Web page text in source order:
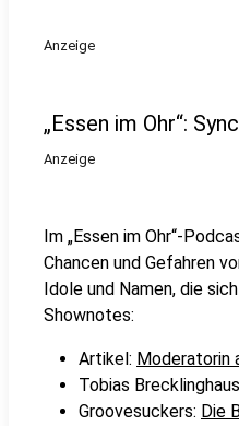
Anzeige
„Essen im Ohr“:
Anzeige
Im „Essen im Ohr“-
Chancen und Gefahren
Idole und Namen, die
Shownotes:
Artikel: Moderatorin
Tobias Brecklinghaus
Groovesuckers: Die